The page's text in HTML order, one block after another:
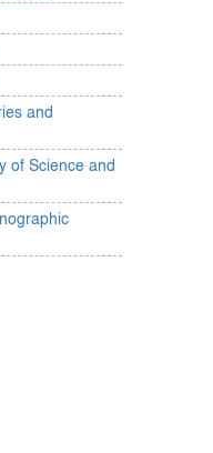
and
of Science and